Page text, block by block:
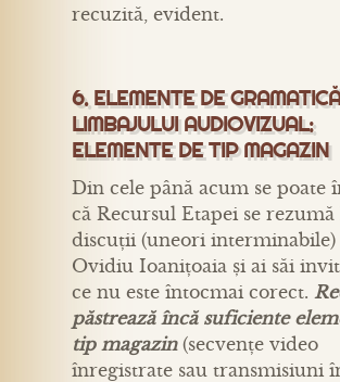
recuzită, evident.
6. ELEMENTE DE
LIMBAJULUI AUDIOVIZUAL:
ELEMENTE DE TIP MAGAZIN
Din cele până acum se poate
că Recursul Etapei se rezumă
discuții (uneori
Ovidiu Ioanițoaia și ai săi
ce nu este întocmai corect.
păstrează încă suficiente
tip magazin(secvențe video
înregistrate sau transmisiuni